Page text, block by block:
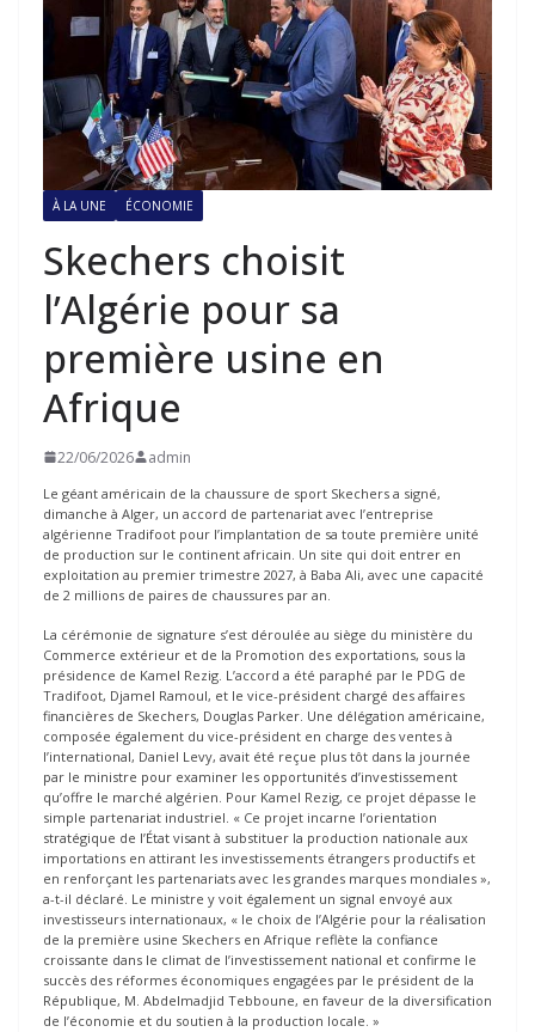
À LA UNE ÉCONOMIE
Skechers choisit
l’Algérie pour sa
première usine en
Afrique
22/06/2026 admin
Le géant américain de la chaussure de sport Skechers a signé,
dimanche à Alger, un accord de partenariat avec l’entreprise
algérienne Tradifoot pour l’implantation de sa toute première unité
de production sur le continent africain. Un site qui doit entrer en
exploitation au premier trimestre 2027, à Baba Ali, avec une capacité
de 2 millions de paires de chaussures par an.
La cérémonie de signature s’est déroulée au siège du ministère du
Commerce extérieur et de la Promotion des exportations, sous la
présidence de Kamel Rezig. L’accord a été paraphé par le PDG de
Tradifoot, Djamel Ramoul, et le vice-président chargé des affaires
financières de Skechers, Douglas Parker. Une délégation américaine,
composée également du vice-président en charge des ventes à
l’international, Daniel Levy, avait été reçue plus tôt dans la journée
par le ministre pour examiner les opportunités d’investissement
qu’offre le marché algérien. Pour Kamel Rezig, ce projet dépasse le
simple partenariat industriel. « Ce projet incarne l’orientation
stratégique de l’État visant à substituer la production nationale aux
importations en attirant les investissements étrangers productifs et
en renforçant les partenariats avec les grandes marques mondiales »,
a-t-il déclaré. Le ministre y voit également un signal envoyé aux
investisseurs internationaux, « le choix de l’Algérie pour la réalisation
de la première usine Skechers en Afrique reflète la confiance
croissante dans le climat de l’investissement national et confirme le
succès des réformes économiques engagées par le président de la
République, M. Abdelmadjid Tebboune, en faveur de la diversification
de l’économie et du soutien à la production locale. »